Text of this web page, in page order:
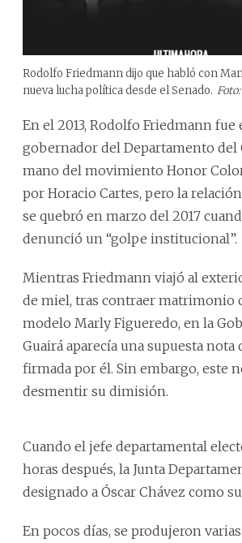
Rodolfo Friedmann dijo que habló con
nueva lucha política desde el Senado.
En el 2013, Rodolfo Friedmann fue
gobernador del Departamento del
mano del movimiento Honor
por Horacio Cartes, pero la
se quebró en marzo del 2017
denunció un “golpe institucional”.
Mientras Friedmann viajó al
de miel, tras contraer matrimonio
modelo Marly Figueredo, en la
Guairá aparecía una supuesta nota
firmada por él. Sin embargo, este
desmentir su dimisión.
Cuando el jefe departamental
horas después, la Junta
designado a Óscar Chávez como
En pocos días, se produjeron